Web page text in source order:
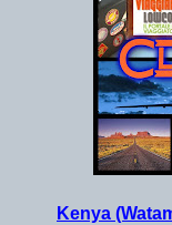
Kenya